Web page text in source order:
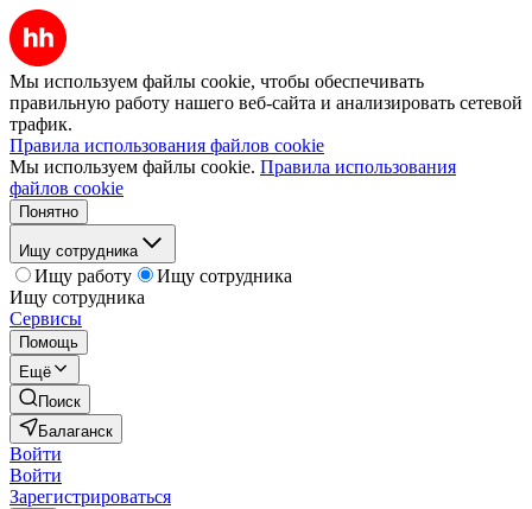
Мы используем файлы cookie, чтобы обеспечивать
правильную работу нашего веб-сайта и анализировать сетевой
трафик.
Правила использования файлов cookie
Мы используем файлы cookie. Правила использования
файлов cookie
Понятно
Ищу сотрудника
Ищу работу
Ищу сотрудника
Ищу сотрудника
Сервисы
Помощь
Ещё
Поиск
Балаганск
Войти
Войти
Зарегистрироваться